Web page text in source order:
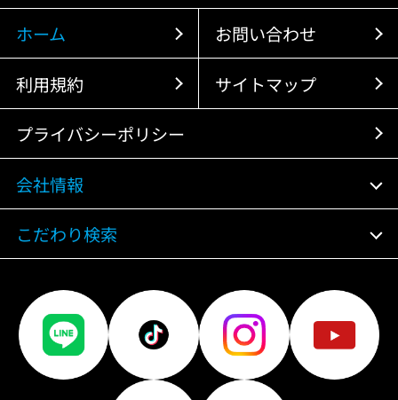
ホーム お問い合わせ
利用規約 サイトマップ
プライバシーポリシー
会社情報
こだわり検索